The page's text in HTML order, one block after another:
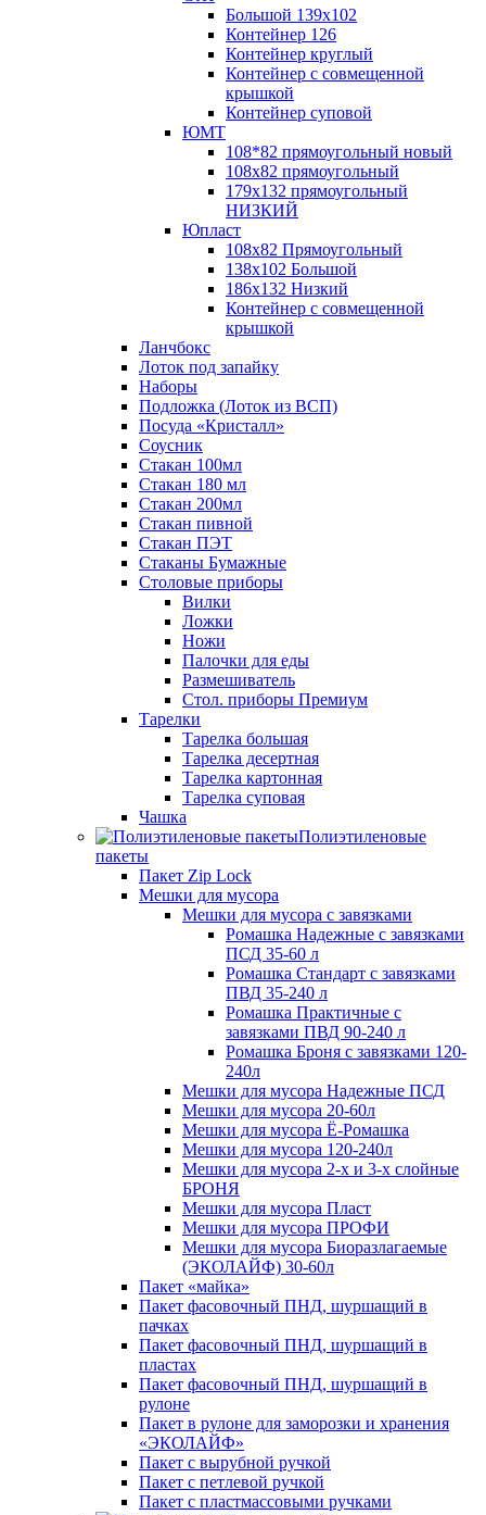
Большой 139х102
Контейнер 126
Контейнер круглый
Контейнер с совмещенной
крышкой
Контейнер суповой
ЮМТ
108*82 прямоугольный новый
108х82 прямоугольный
179х132 прямоугольный
НИЗКИЙ
Юпласт
108х82 Прямоугольный
138х102 Большой
186х132 Низкий
Контейнер с совмещенной
крышкой
Ланчбокс
Лоток под запайку
Наборы
Подложка (Лоток из ВСП)
Посуда «Кристалл»
Соусник
Стакан 100мл
Стакан 180 мл
Стакан 200мл
Стакан пивной
Стакан ПЭТ
Стаканы Бумажные
Столовые приборы
Вилки
Ложки
Ножи
Палочки для еды
Размешиватель
Стол. приборы Премиум
Тарелки
Тарелка большая
Тарелка десертная
Тарелка картонная
Тарелка суповая
Чашка
Полиэтиленовые
пакеты
Пакет Zip Lock
Мешки для мусора
Мешки для мусора с завязками
Ромашка Надежные с завязками
ПСД 35-60 л
Ромашка Стандарт с завязками
ПВД 35-240 л
Ромашка Практичные с
завязками ПВД 90-240 л
Ромашка Броня с завязками 120-
240л
Мешки для мусора Надежные ПСД
Мешки для мусора 20-60л
Мешки для мусора Ё-Ромашка
Мешки для мусора 120-240л
Мешки для мусора 2-х и 3-х слойные
БРОНЯ
Мешки для мусора Пласт
Мешки для мусора ПРОФИ
Мешки для мусора Биоразлагаемые
(ЭКОЛАЙФ) 30-60л
Пакет «майка»
Пакет фасовочный ПНД, шуршащий в
пачках
Пакет фасовочный ПНД, шуршащий в
пластах
Пакет фасовочный ПНД, шуршащий в
рулоне
Пакет в рулоне для заморозки и хранения
«ЭКОЛАЙФ»
Пакет с вырубной ручкой
Пакет с петлевой ручкой
Пакет с пластмассовыми ручками